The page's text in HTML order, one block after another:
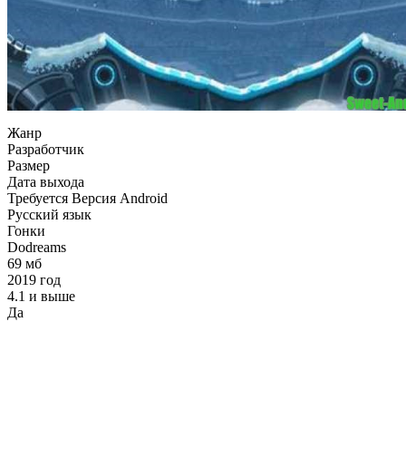
Жанр
Разработчик
Размер
Дата выхода
Требуется Версия Android
Русский язык
Гонки
Dodreams
69 мб
2019 год
4.1 и выше
Да